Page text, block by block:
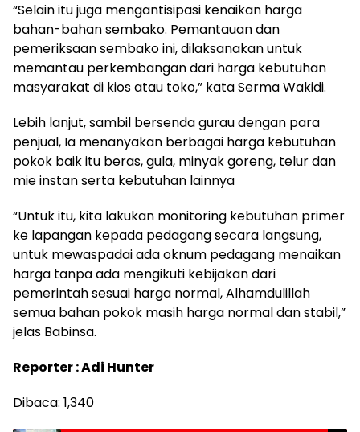
“Selain itu juga mengantisipasi kenaikan harga
bahan-bahan sembako. Pemantauan dan
pemeriksaan sembako ini, dilaksanakan untuk
memantau perkembangan dari harga kebutuhan
masyarakat di kios atau toko,” kata Serma Wakidi.
Lebih lanjut, sambil bersenda gurau dengan para
penjual, Ia menanyakan berbagai harga kebutuhan
pokok baik itu beras, gula, minyak goreng, telur dan
mie instan serta kebutuhan lainnya
“Untuk itu, kita lakukan monitoring kebutuhan primer
ke lapangan kepada pedagang secara langsung,
untuk mewaspadai ada oknum pedagang menaikan
harga tanpa ada mengikuti kebijakan dari
pemerintah sesuai harga normal, Alhamdulillah
semua bahan pokok masih harga normal dan stabil,”
jelas Babinsa.
Reporter : Adi Hunter
Dibaca: 1,340